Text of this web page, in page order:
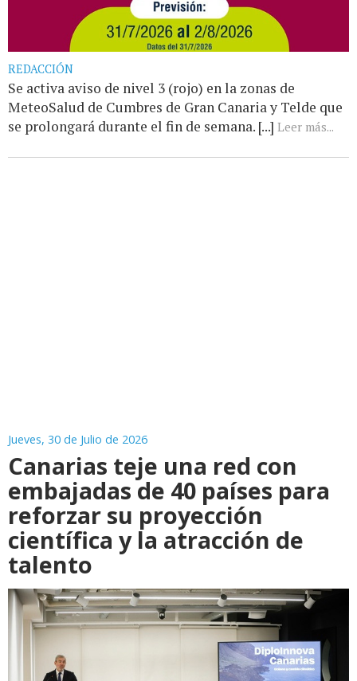
REDACCIÓN
Se activa aviso de nivel 3 (rojo) en la zonas de
MeteoSalud de Cumbres de Gran Canaria y Telde que
se prolongará durante el fin de semana. [...] Leer más...
Jueves, 30 de Julio de 2026
Canarias teje una red con
embajadas de 40 países para
reforzar su proyección
científica y la atracción de
talento